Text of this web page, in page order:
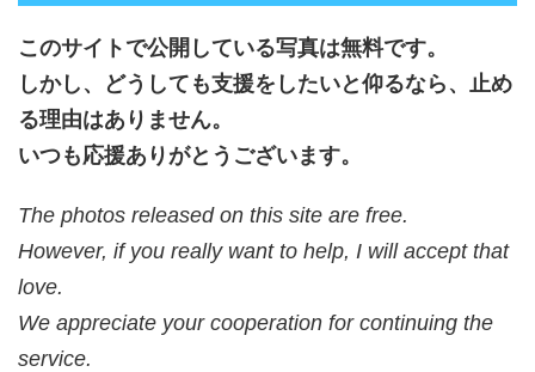
このサイトで公開している写真は無料です。
しかし、どうしても支援をしたいと仰るなら、止め
る理由はありません。
いつも応援ありがとうございます。
The photos released on this site are free.
However, if you really want to help, I will accept that
love.
We appreciate your cooperation for continuing the
service.